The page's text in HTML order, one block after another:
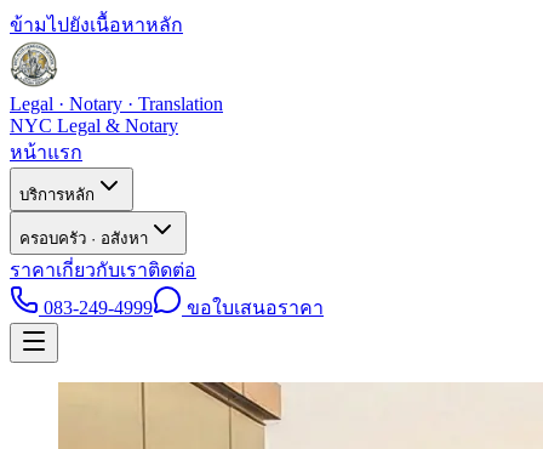
ข้ามไปยังเนื้อหาหลัก
Legal · Notary · Translation
NYC Legal & Notary
หน้าแรก
บริการหลัก
ครอบครัว · อสังหา
ราคาเกี่ยวกับเราติดต่อ
083-249-4999
ขอใบเสนอราคา